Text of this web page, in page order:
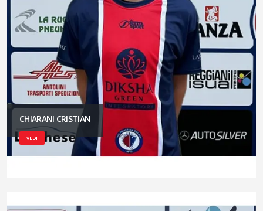
CHIARANI CRISTIAN
VEDI